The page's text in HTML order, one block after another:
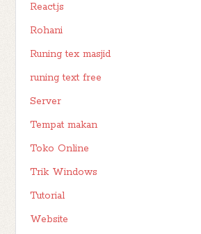
React.js
Rohani
Runing tex masjid
runing text free
Server
Tempat makan
Toko Online
Trik Windows
Tutorial
Website